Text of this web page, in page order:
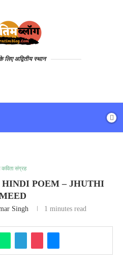
लिए अद्वितीय स्थान
कविता संग्रह
| HINDI POEM – JHUTHI
Singh 1 minutes read